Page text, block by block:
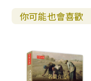
章）
離家出走貪圖虛榮，
第十四計 金蟬脫殼
剿敵有功惹嫉恨，巧
你可能也會喜歡